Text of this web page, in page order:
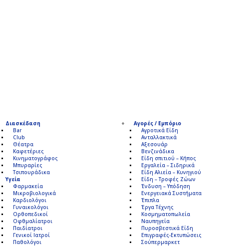
Αγορές / Εμπόριο
Αγροτικά Είδη
Ανταλλακτικά
Αξεσουάρ
Βενζινάδικα
Είδη σπιτιού – Κήπος
Εργαλεία – Σιδηρικά
Είδη Αλιεία – Κυνηγιού
Είδη – Τροφές Ζώων
Ένδυση – Υπόδηση
Ενεργειακά Συστήματα
Έπιπλα
Έργα Τέχνης
Κοσμηματοπωλεία
Ναυπηγεία
Πυροσβεστικά Είδη
Επιγραφές-Εκτυπώσεις
Σούπερμαρκετ
Διασκέδαση
Bar
Club
Θέατρα
Καφετέριες
Κινηματογράφος
Μπυραρίες
Τσιπουράδικα
Υγεία
Φαρμακεία
Μικροβιολογικά
Καρδιολόγοι
Γυναικολόγοι
Ορθοπεδικοί
Οφθμαλίατροι
Παιδίατροι
Γενικοί Ιατροί
Παθολόγοι